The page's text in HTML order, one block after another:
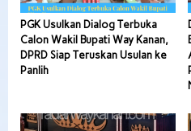
PGK Usulkan Dialog Terbuka
Calon Wakil Bupati Way Kanan,
DPRD Siap Teruskan Usulan ke
Panlih